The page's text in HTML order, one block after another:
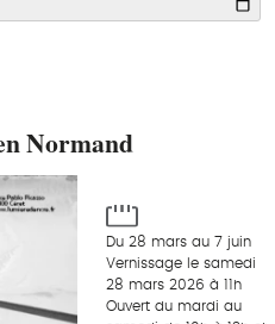
Normand
Du 28 mars au 7 juin
Vernissage le samedi
28 mars 2026 à 11h
Ouvert du mardi au